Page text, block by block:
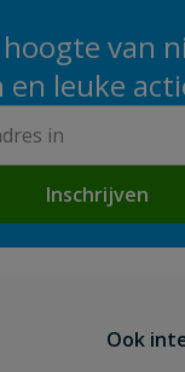
van
leuke
Inschrijven
Ook